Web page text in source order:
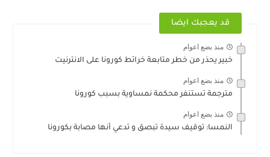
قد يعجبك ايضا
منذ بضع اعوام
خبير يحذر من خطر متابعة خرائط كورونا على الانترنيت
منذ بضع اعوام
مترجمة تستنفر محكمة نمساوية بسبب كورونا
منذ بضع اعوام
النمسا: توقيف سيدة تبصق و تدعي أنها مصابة بكورونا